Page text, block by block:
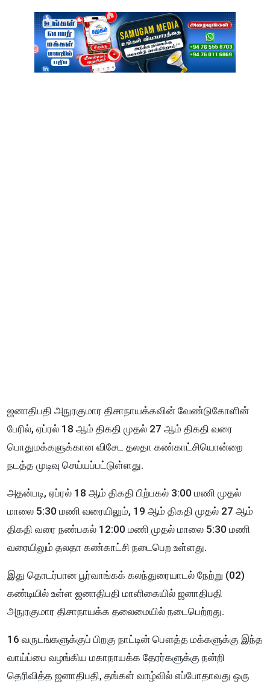
ஜனாதிபதி அநுரகுமார திசாநாயக்கவின் வேண்டுகோளின்
பேரில், ஏப்ரல் 18 ஆம் திகதி முதல் 27 ஆம் திகதி வரை
பொதுமக்களுக்கான விசேட தலதா கண்காட்சியொன்றை
நடத்த முடிவு செய்யப்பட்டுள்ளது.
அதன்படி, ஏப்ரல் 18 ஆம் திகதி பிற்பகல் 3:00 மணி முதல்
மாலை 5:30 மணி வரையிலும், 19 ஆம் திகதி முதல் 27 ஆம்
திகதி வரை நண்பகல் 12:00 மணி முதல் மாலை 5:30 மணி
வரையிலும் தலதா கண்காட்சி நடைபெற உள்ளது.
இது தொடர்பான பூர்வாங்கக் கலந்துரையாடல் நேற்று (02)
கண்டியில் உள்ள ஜனாதிபதி மாளிகையில் ஜனாதிபதி
அநுரகுமார திசாநாயக்க தலைமையில் நடைபெற்றது.
16 வருடங்களுக்குப் பிறகு நாட்டின் பௌத்த மக்களுக்கு இந்த
வாய்ப்பை வழங்கிய மகாநாயக்க தேரர்களுக்கு நன்றி
தெரிவித்த ஜனாதிபதி, தங்கள் வாழ்வில் எப்போதாவது ஒரு